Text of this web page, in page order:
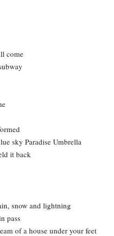
come
sky Paradise Umbrella
it back
snow and lightning
pass
of a house under your feet